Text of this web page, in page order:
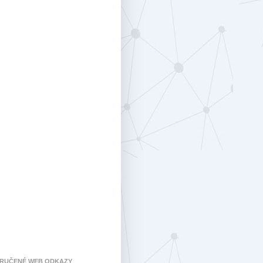
WEB ODKAZY